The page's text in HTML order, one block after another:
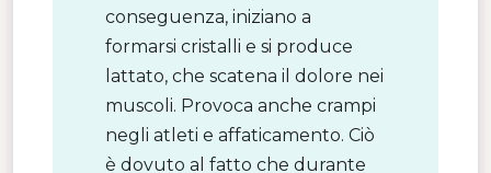
conseguenza, iniziano a
formarsi cristalli e si produce
lattato, che scatena il dolore nei
muscoli. Provoca anche crampi
negli atleti e affaticamento. Ciò
è dovuto al fatto che durante